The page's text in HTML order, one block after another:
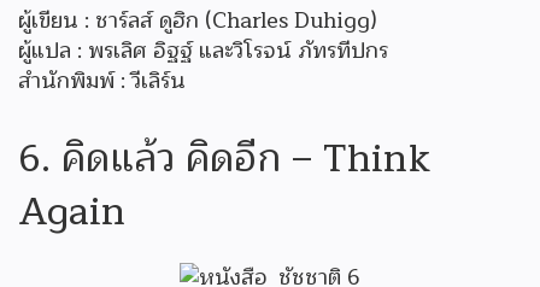
ผู้เขียน : ชาร์ลส์ ดูฮิก (Charles Duhigg)
ผู้แปล : พรเลิศ อิฐฐ์ และวิโรจน์ ภัทรทีปกร
สำนักพิมพ์ : วีเลิร์น
6. คิดแล้ว คิดอีก – Think
Again